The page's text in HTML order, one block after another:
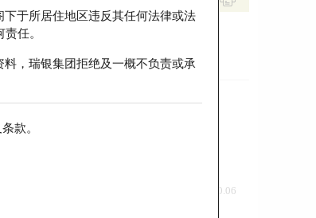
于所居住地区违反其任何法律或法
任。
，瑞银集团拒绝及一概不负责或承
款。
0.06